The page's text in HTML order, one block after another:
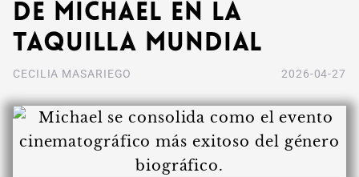
de Michael en la
taquilla mundial
CECILIA MASARIEGO 2026-04-27